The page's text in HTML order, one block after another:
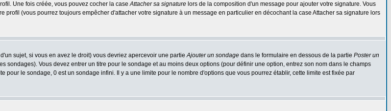
Une fois créée, vous pouvez cocher la caseAttacher sa signature lors de la composition d'un message pour ajouter votre signature. Vous
(vous pourrez toujours empêcher d'attacher votre signature à un message en particulier en décochant la case Attacher sa signature lors
sujet, si vous en avez le droit) vous devriez apercevoir une partieAjouter un sondage dans le formulaire en dessous de la partie Poster un
sondages). Vous devez entrer un titre pour le sondage et au moins deux options (pour définir une option, entrez son nom dans le champs
pour le sondage, 0 est un sondage infini. Il y a une limite pour le nombre d'options que vous pourrez établir, cette limite est fixée par